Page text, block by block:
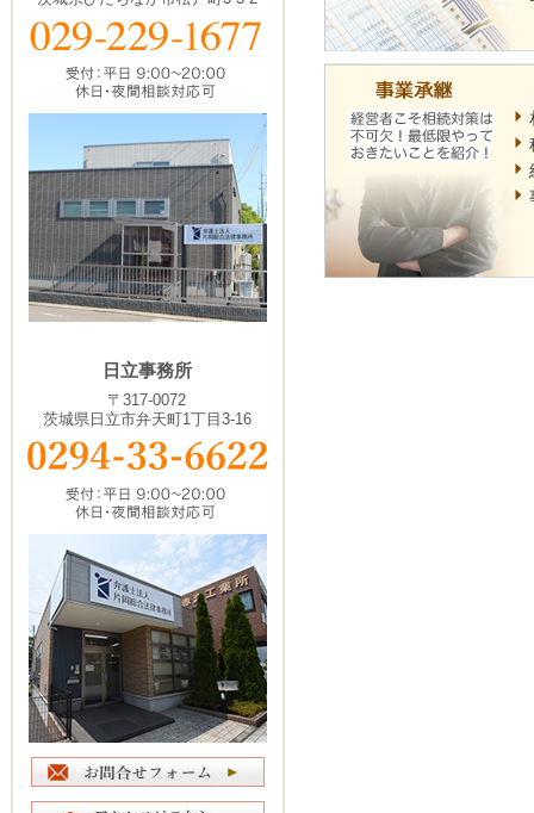
日立事務所
〒317-0072
茨城県日立市弁天町1丁目3-16